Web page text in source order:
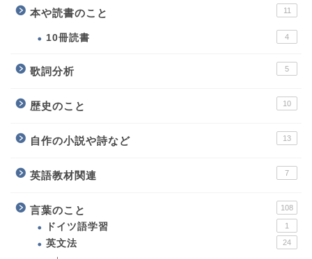
本や読書のこと 11
10冊読書 4
歌詞分析 5
歴史のこと 10
自作の小説や詩など 13
英語教材関連 7
言葉のこと 108
ドイツ語学習 1
英文法 24